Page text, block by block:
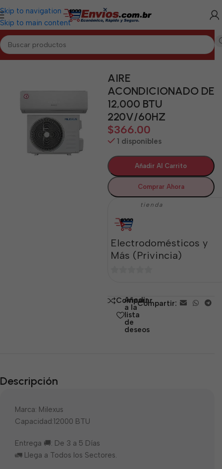
Skip to navigation
Skip to main content
Inicio/HOLGUÍN/Electrodomésticos Holguín
AIRE
ACONDICIONADO DE
12,000 BTU
220V/60HZ
$366.00
1 disponibles
Añadir Al Carrito
Comprar Ahora
tienda
Electrodomésticos y
Más (Privincia)
5 Comparar
Añadir
a la
lista
de
deseos
Compartir:
Descripción
Marca: Milexus
Capacidad:12000 BTU
Entrega 🚚: De 3 a 5 Días
🚛 Llega a Todos los Sectores.